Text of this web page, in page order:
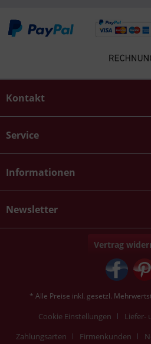
Kontakt
Service
Informationen
Newsletter
Vertrag
* Alle Preise inkl. gesetzl.
Cookie Einstellungen
Liefer-
Zahlungsarten
Firmenkunden